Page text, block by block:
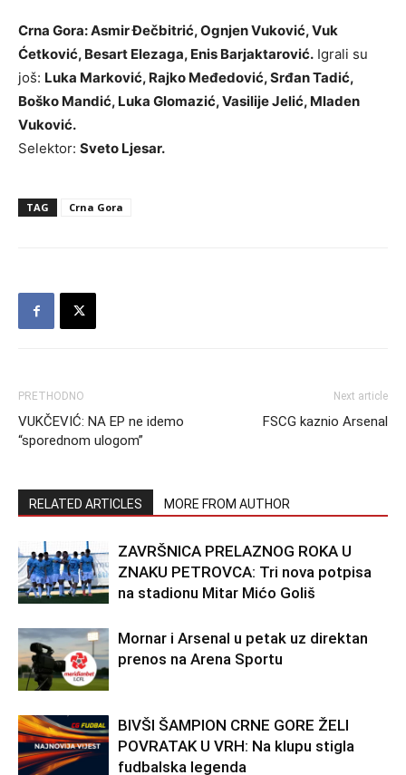
Crna Gora: Asmir Đečbitrić, Ognjen Vuković, Vuk
Ćetković, Besart Elezaga, Enis Barjaktarović. Igrali su
još: Luka Marković, Rajko Međedović, Srđan Tadić,
Boško Mandić, Luka Glomazić, Vasilije Jelić, Mladen
Vuković.
Selektor: Sveto Ljesar.
TAG Crna Gora
PRETHODNO
VUKČEVIĆ: NA EP ne idemo
“sporednom ulogom”
Next article
FSCG kaznio Arsenal
RELATED ARTICLES MORE FROM AUTHOR
ZAVRŠNICA PRELAZNOG ROKA U
ZNAKU PETROVCA: Tri nova potpisa
na stadionu Mitar Mićo Goliš
Mornar i Arsenal u petak uz direktan
prenos na Arena Sportu
BIVŠI ŠAMPION CRNE GORE ŽELI
POVRATAK U VRH: Na klupu stigla
fudbalska legenda